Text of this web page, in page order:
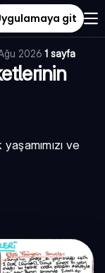
git
2026·1 sayfa
ve